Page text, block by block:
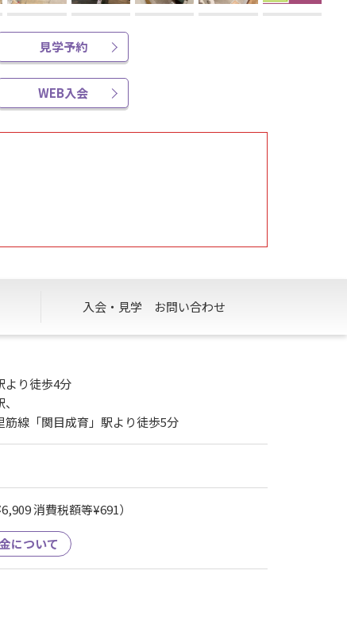
見学予約
WEB入会
入会・見学 お問い合わせ
より徒歩4分
筋線「関目成育」駅より徒歩5分
消費税額等¥691）
について